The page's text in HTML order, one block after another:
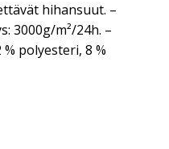
hihansuut. –
3000g/m²/24h. –
polyesteri, 8 %